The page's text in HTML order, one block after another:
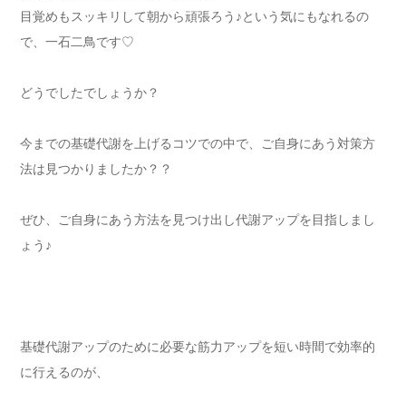
目覚めもスッキリして朝から頑張ろう♪という気にもなれるの
で、一石二鳥です♡
どうでしたでしょうか？
今までの基礎代謝を上げるコツでの中で、ご自身にあう対策方
法は見つかりましたか？？
ぜひ、ご自身にあう方法を見つけ出し代謝アップを目指しまし
ょう♪
基礎代謝アップのために必要な筋力アップを短い時間で効率的
に行えるのが、